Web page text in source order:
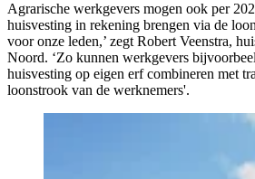
Agrarische werkgevers mogen ook per
huisvesting in rekening brengen via de
voor onze leden,’ zegt Robert Veenstra,
Noord. ‘Zo kunnen werkgevers
huisvesting op eigen erf combineren met
loonstrook van de werknemers'.